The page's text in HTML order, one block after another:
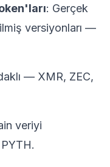
: Gerçek
versiyonları —
— XMR, ZEC,
veriyi